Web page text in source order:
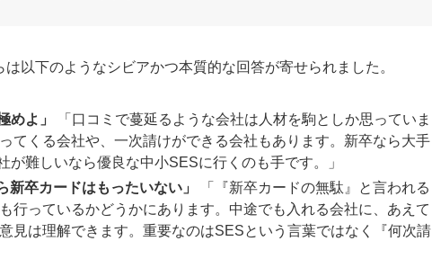
以下のようなシビアかつ本質的な回答が寄せられました。
めよ」
「口コミで蔓延るような会社は人材を駒としか思っていま
てくる会社や、一次請けができる会社もあります。新卒なら大手
難しいなら優良な中小SESに行くのも手です。」
卒カードはもったいない」
「『新卒カードの無駄』と言われる
行っているかどうかにあります。中途でも入れる会社に、あえて
見は理解できます。重要なのはSESという言葉ではなく『何次請